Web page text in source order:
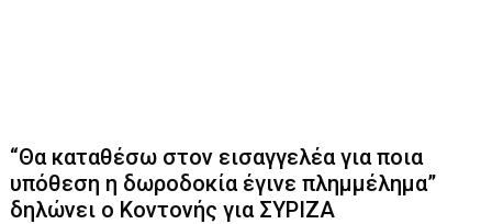
“Θα καταθέσω στον εισαγγελέα για ποια
υπόθεση η δωροδοκία έγινε πλημμέλημα”
δηλώνει ο Κοντονής για ΣΥΡΙΖΑ